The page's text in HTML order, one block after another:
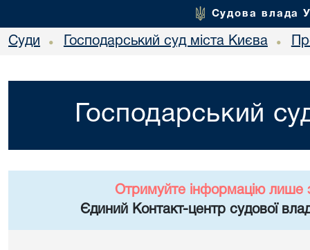
Судова влада
Суди • Господарський суд міста Києва •
Господарський
Отримуйте інформацію лише
Єдиний Контакт-центр судової